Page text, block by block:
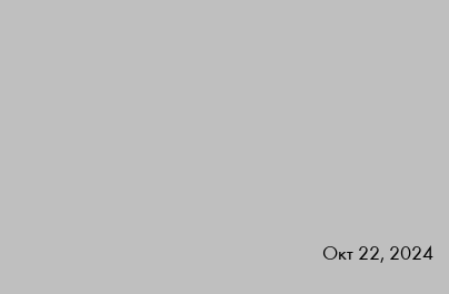
Οκτ 22, 2024